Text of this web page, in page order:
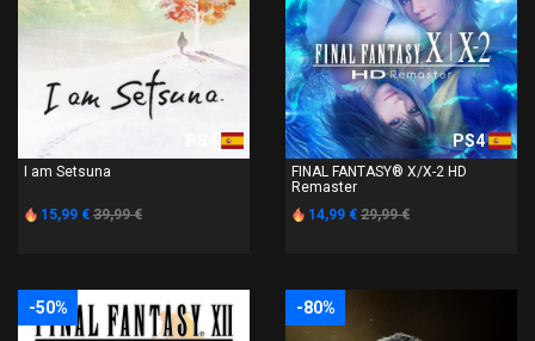
PS4
I am Setsuna
15,99 € 39,99 €
PS4
FINAL FANTASY® X/X-2 HD
Remaster
14,99 € 29,99 €
-50% -80%